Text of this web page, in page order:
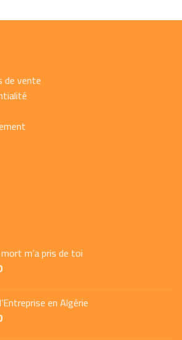
de vente
m’a pris de toi
en Algérie